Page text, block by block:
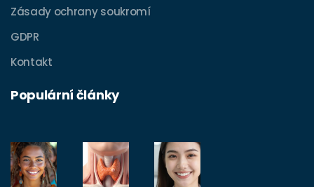
Zásady ochrany soukromí
GDPR
Kontakt
Populární články